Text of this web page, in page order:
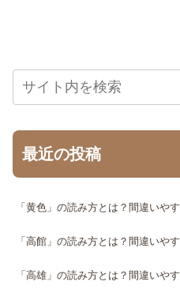
最近の投稿
「黄色」の読み方とは？間違いや
「高館」の読み方とは？間違いや
「高雄」の読み方とは？間違いや